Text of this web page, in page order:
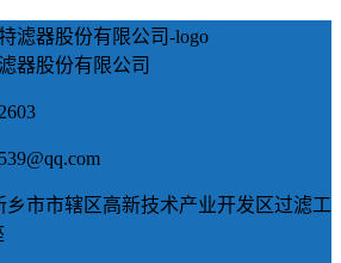
器股份有限公司
乡市市辖区高新技术产业开发区过滤工